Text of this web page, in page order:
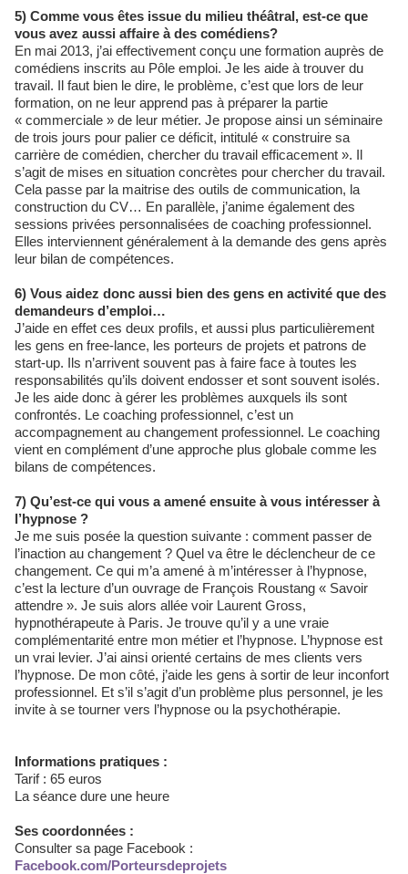
5) Comme vous êtes issue du milieu théâtral, est-ce que
vous avez aussi affaire à des comédiens?
En mai 2013, j’ai effectivement conçu une formation auprès de
comédiens inscrits au Pôle emploi. Je les aide à trouver du
travail. Il faut bien le dire, le problème, c’est que lors de leur
formation, on ne leur apprend pas à préparer la partie
« commerciale » de leur métier. Je propose ainsi un séminaire
de trois jours pour palier ce déficit, intitulé « construire sa
carrière de comédien, chercher du travail efficacement ». Il
s’agit de mises en situation concrètes pour chercher du travail.
Cela passe par la maitrise des outils de communication, la
construction du CV… En parallèle, j’anime également des
sessions privées personnalisées de coaching professionnel.
Elles interviennent généralement à la demande des gens après
leur bilan de compétences.
6) Vous aidez donc aussi bien des gens en activité que des
demandeurs d’emploi…
J’aide en effet ces deux profils, et aussi plus particulièrement
les gens en free-lance, les porteurs de projets et patrons de
start-up. Ils n’arrivent souvent pas à faire face à toutes les
responsabilités qu’ils doivent endosser et sont souvent isolés.
Je les aide donc à gérer les problèmes auxquels ils sont
confrontés. Le coaching professionnel, c’est un
accompagnement au changement professionnel. Le coaching
vient en complément d’une approche plus globale comme les
bilans de compétences.
7) Qu’est-ce qui vous a amené ensuite à vous intéresser à
l’hypnose ?
Je me suis posée la question suivante : comment passer de
l’inaction au changement ? Quel va être le déclencheur de ce
changement. Ce qui m’a amené à m’intéresser à l’hypnose,
c’est la lecture d’un ouvrage de François Roustang « Savoir
attendre ». Je suis alors allée voir Laurent Gross,
hypnothérapeute à Paris. Je trouve qu’il y a une vraie
complémentarité entre mon métier et l’hypnose. L’hypnose est
un vrai levier. J’ai ainsi orienté certains de mes clients vers
l’hypnose. De mon côté, j’aide les gens à sortir de leur inconfort
professionnel. Et s’il s’agit d’un problème plus personnel, je les
invite à se tourner vers l’hypnose ou la psychothérapie.
Informations pratiques :
Tarif : 65 euros
La séance dure une heure
Ses coordonnées :
Consulter sa page Facebook :
Facebook.com/Porteursdeprojets